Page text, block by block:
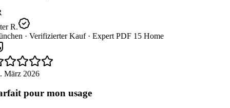
R.
· Verifizierter Kauf · Expert PDF 15 Home
März 2026
pour mon usage